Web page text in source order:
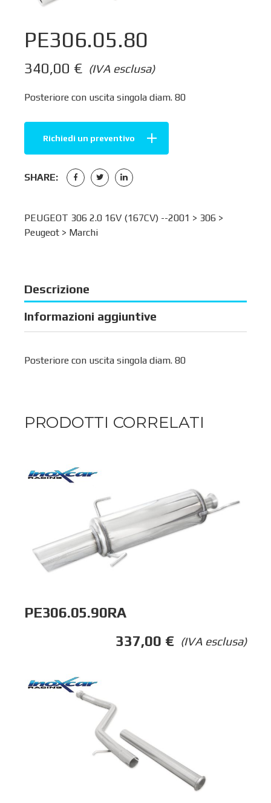
PE306.05.80
(IVA esclusa)
340,00 €
Posteriore con uscita singola diam. 80
Richiedi un preventivo
SHARE:
PEUGEOT 306 2.0 16V (167CV) --2001 > 306 >
Peugeot > Marchi
Descrizione
Informazioni aggiuntive
Posteriore con uscita singola diam. 80
PRODOTTI CORRELATI
PE306.05.90RA
(IVA esclusa)
337,00 €